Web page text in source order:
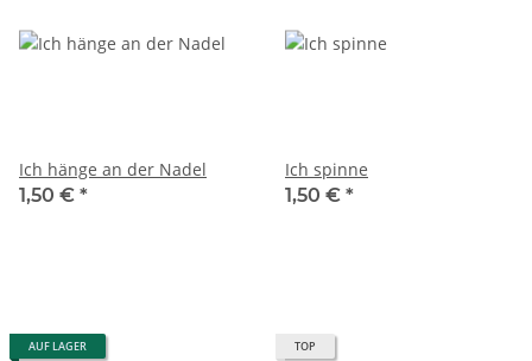
Ich hänge an der Nadel
1,50 € *
Ich spinne
1,50 € *
AUF LAGER TOP